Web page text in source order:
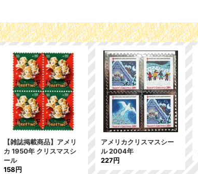
【雑誌掲載商品】アメリ
カ 1950年 クリスマスシ
ール
158円
アメリカクリスマスシー
ル 2004年
227円